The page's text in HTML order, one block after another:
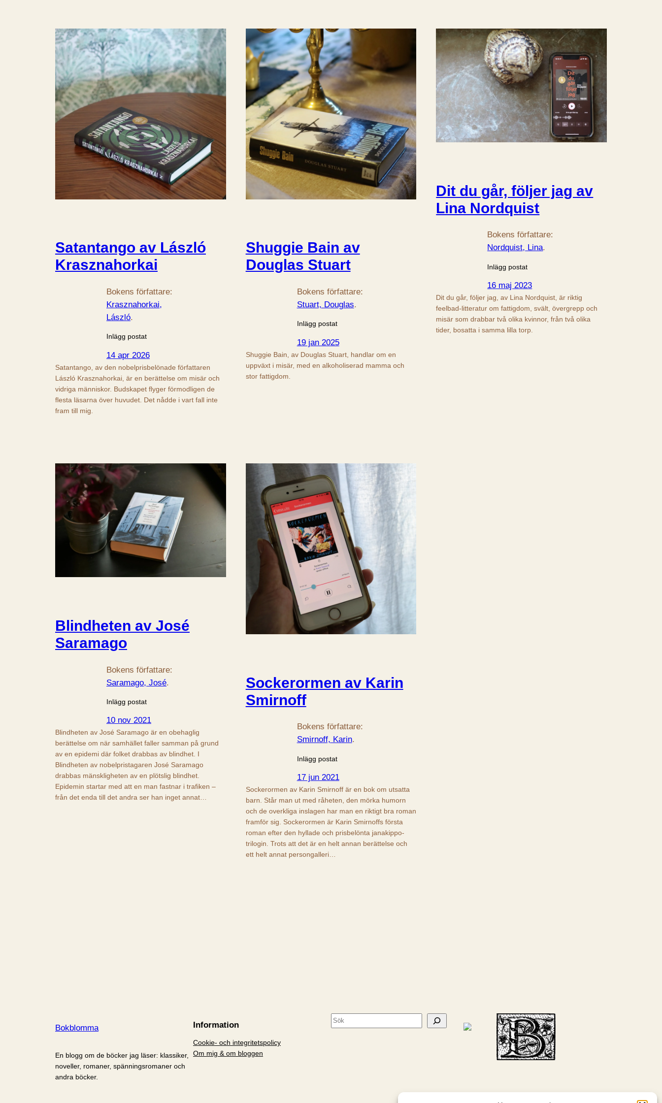
Satantango av László
Krasznahorkai
Bokens författare:
Krasznahorkai,
László.
Inlägg postat
14 apr 2026
Satantango, av den nobelprisbelönade författaren
László Krasznahorkai, är en berättelse om misär och
vidriga människor. Budskapet flyger förmodligen de
flesta läsarna över huvudet. Det nådde i vart fall inte
fram till mig.
Shuggie Bain av
Douglas Stuart
Bokens författare:
Stuart, Douglas.
Inlägg postat
19 jan 2025
Shuggie Bain, av Douglas Stuart, handlar om en
uppväxt i misär, med en alkoholiserad mamma och
stor fattigdom.
Dit du går, följer jag av
Lina Nordquist
Bokens författare:
Nordquist, Lina.
Inlägg postat
16 maj 2023
Dit du går, följer jag, av Lina Nordquist, är riktig
feelbad-litteratur om fattigdom, svält, övergrepp och
misär som drabbar två olika kvinnor, från två olika
tider, bosatta i samma lilla torp.
Blindheten av José
Saramago
Bokens författare:
Saramago, José.
Inlägg postat
10 nov 2021
Blindheten av José Saramago är en obehaglig
berättelse om när samhället faller samman på grund
av en epidemi där folket drabbas av blindhet. I
Blindheten av nobelpristagaren José Saramago
drabbas mänskligheten av en plötslig blindhet.
Epidemin startar med att en man fastnar i trafiken –
från det enda till det andra ser han inget annat…
Sockerormen av Karin
Smirnoff
Bokens författare:
Smirnoff, Karin.
Inlägg postat
17 jun 2021
Sockerormen av Karin Smirnoff är en bok om utsatta
barn. Står man ut med råheten, den mörka humorn
och de overkliga inslagen har man en riktigt bra roman
framför sig. Sockerormen är Karin Smirnoffs första
roman efter den hyllade och prisbelönta janakippo-
trilogin. Trots att det är en helt annan berättelse och
ett helt annat persongalleri…
Bokblomma
En blogg om de böcker jag läser: klassiker,
noveller, romaner, spänningsromaner och
andra böcker.
Information
Cookie- och integritetspolicy
Om mig & om bloggen
S